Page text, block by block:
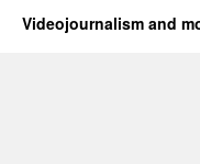
Videojournalism and